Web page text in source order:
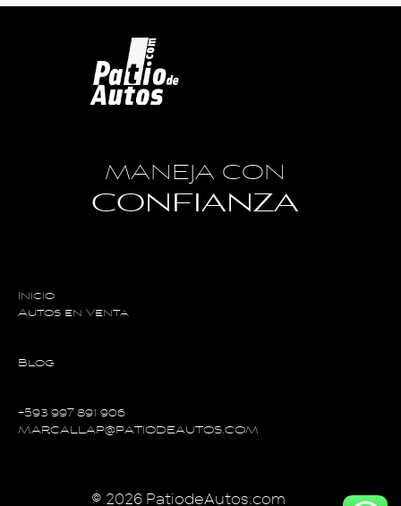
MANEJA CON
CONFIANZA
Inicio
Autos en Venta
Blog
+593 997 891 906
MARCALLAP@PATIODEAUTOS.COM
© 2026 PatiodeAutos.com